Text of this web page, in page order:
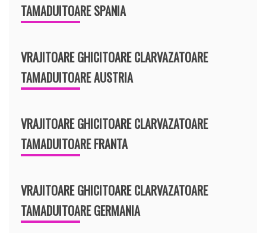
TAMADUITOARE SPANIA
VRAJITOARE GHICITOARE CLARVAZATOARE
TAMADUITOARE AUSTRIA
VRAJITOARE GHICITOARE CLARVAZATOARE
TAMADUITOARE FRANTA
VRAJITOARE GHICITOARE CLARVAZATOARE
TAMADUITOARE GERMANIA